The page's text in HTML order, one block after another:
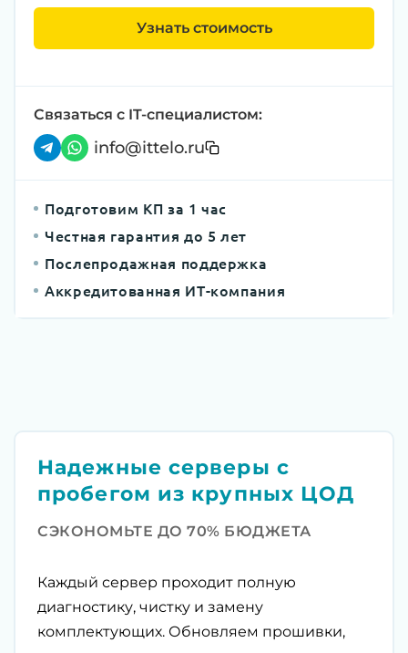
Узнать стоимость
Связаться с IT-специалистом:
info@ittelo.ru
Подготовим КП за 1 час
Честная гарантия до 5 лет
Послепродажная поддержка
Аккредитованная ИТ-компания
Надежные серверы с
пробегом из крупных ЦОД
СЭКОНОМЬТЕ ДО 70% БЮДЖЕТА
Каждый сервер проходит полную
диагностику, чистку и замену
комплектующих. Обновляем прошивки,